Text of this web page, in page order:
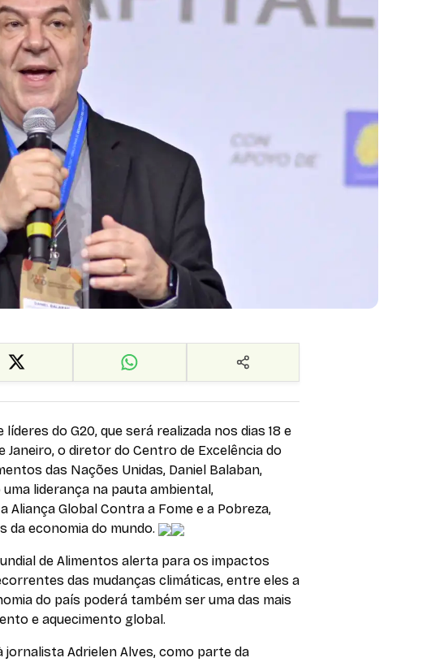
do G20, que será realizada nos dias 18 e
Janeiro, o diretor do Centro de Excelência do
das Nações Unidas, Daniel Balaban,
liderança na pauta ambiental,
Aliança Global Contra a Fome e a Pobreza,
da economia do mundo.
de Alimentos alerta para os impactos
das mudanças climáticas, entre eles a
do país poderá também ser uma das mais
e aquecimento global.
jornalista Adrielen Alves, como parte da